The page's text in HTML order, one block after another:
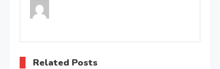
Related Posts